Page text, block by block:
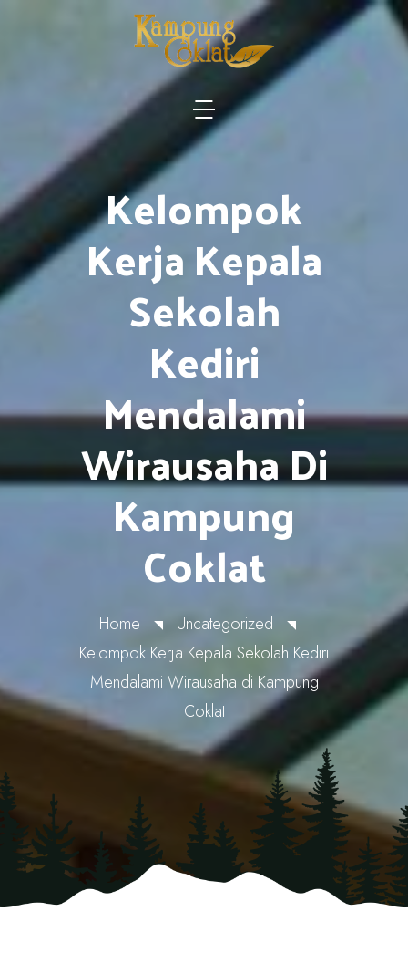
Kelompok
Kerja Kepala
Sekolah
Kediri
Mendalami
Wirausaha Di
Kampung
Coklat
Home
Uncategorized
Kelompok Kerja Kepala Sekolah Kediri
Mendalami Wirausaha di Kampung
Coklat